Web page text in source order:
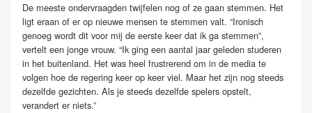
De meeste ondervraagden twijfelen nog of ze gaan stemmen. Het
ligt eraan of er op nieuwe mensen te stemmen valt. “Ironisch
genoeg wordt dit voor mij de eerste keer dat ik ga stemmen”,
vertelt een jonge vrouw. “Ik ging een aantal jaar geleden studeren
in het buitenland. Het was heel frustrerend om in de media te
volgen hoe de regering keer op keer viel. Maar het zijn nog steeds
dezelfde gezichten. Als je steeds dezelfde spelers opstelt,
verandert er niets.”